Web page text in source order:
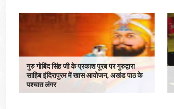
गुरु गोबिंद सिंह जी के प्रकाश पूरब पर गुरुद्वारा
साहिब इंदिरापुरम में खास आयोजन, अखंड पाठ के
पश्चात लंगर